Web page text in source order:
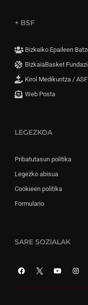
+ BSF
Bizkaiko Epaileen
BizkaiaBasket
Kirol Medikuntza /
Web Posta
LEGEZKOA
Pribatutasun politika
Legezko abisua
Cookieen politika
Formulario
SARE SOZIALAK